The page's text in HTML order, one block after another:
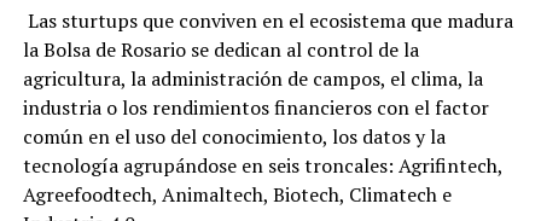
Las sturtups que conviven en el ecosistema que madura
la Bolsa de Rosario se dedican al control de la
agricultura, la administración de campos, el clima, la
industria o los rendimientos financieros con el factor
común en el uso del conocimiento, los datos y la
tecnología agrupándose en seis troncales: Agrifintech,
Agreefoodtech, Animaltech, Biotech, Climatech e